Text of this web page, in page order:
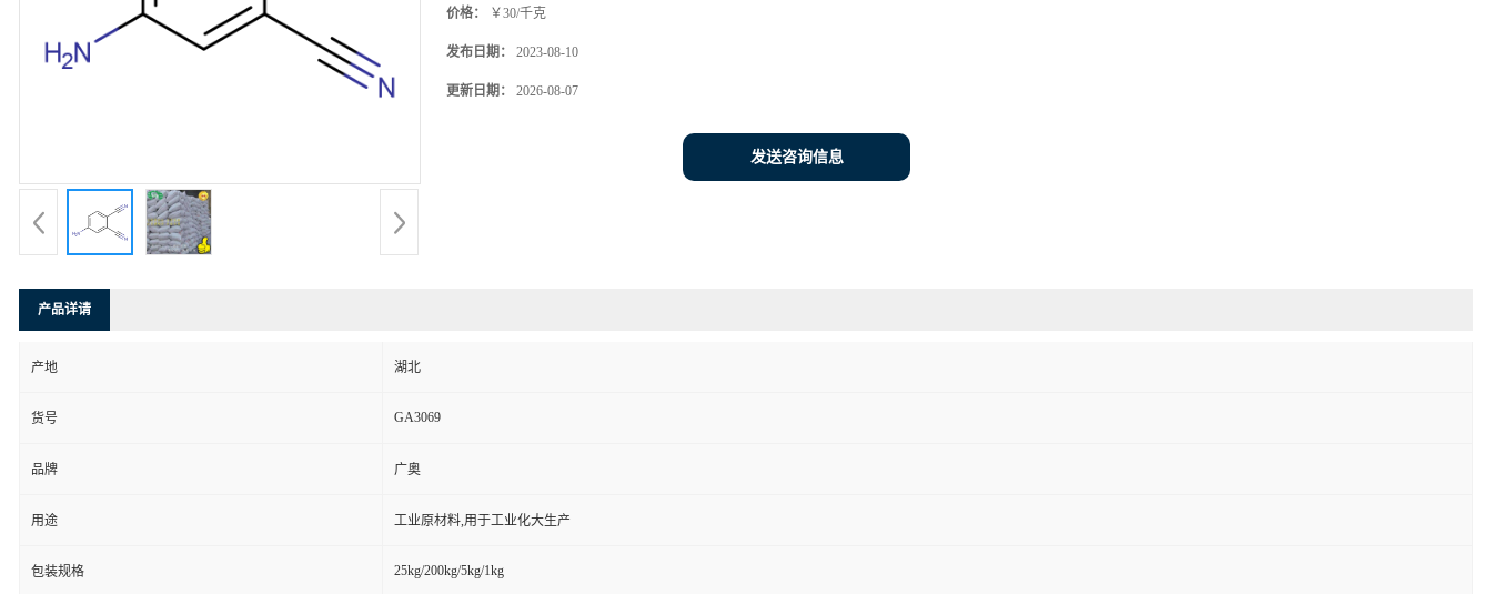
价格： ￥30/千克
发布日期： 2023-08-10
更新日期： 2026-08-07
发送咨询信息
产品详请
产地 湖北
货号 GA3069
品牌 广奥
用途 工业原材料,用于工业化大生产
包装规格 25kg/200kg/5kg/1kg